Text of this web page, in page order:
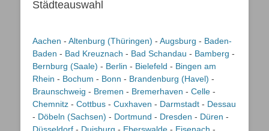
Städteauswahl
Aachen - Altenburg (Thüringen) - Augsburg - Baden-
Baden - Bad Kreuznach - Bad Schandau - Bamberg -
Bernburg (Saale) - Berlin - Bielefeld - Bingen am
Rhein - Bochum - Bonn - Brandenburg (Havel) -
Braunschweig - Bremen - Bremerhaven - Celle -
Chemnitz - Cottbus - Cuxhaven - Darmstadt - Dessau
- Döbeln (Sachsen) - Dortmund - Dresden - Düren -